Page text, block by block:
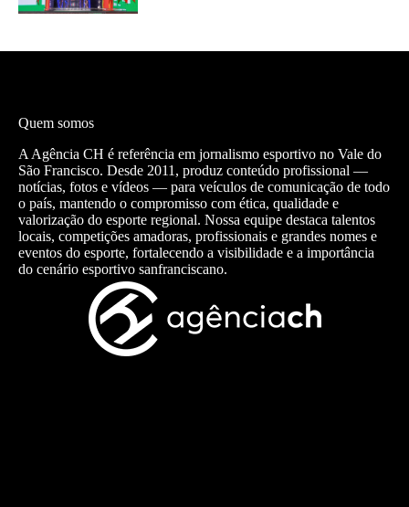
Quem somos
A Agência CH é referência em jornalismo esportivo no Vale do
São Francisco. Desde 2011, produz conteúdo profissional —
notícias, fotos e vídeos — para veículos de comunicação de todo
o país, mantendo o compromisso com ética, qualidade e
valorização do esporte regional. Nossa equipe destaca talentos
locais, competições amadoras, profissionais e grandes nomes e
eventos do esporte, fortalecendo a visibilidade e a importância
do cenário esportivo sanfranciscano.